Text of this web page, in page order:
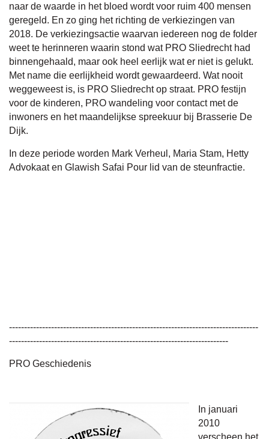
naar de waarde in het bloed wordt voor ruim 400 mensen
geregeld. En zo ging het richting de verkiezingen van
2018. De verkiezingsactie waarvan iedereen nog de folder
weet te herinneren waarin stond wat PRO Sliedrecht had
binnengehaald, maar ook heel eerlijk wat er niet is gelukt.
Met name die eerlijkheid wordt gewaardeerd. Wat nooit
weggeweest is, is PRO Sliedrecht op straat. PRO festijn
voor de kinderen, PRO wandeling voor contact met de
inwoners en het maandelijkse spreekuur bij Brasserie De
Dijk.
In deze periode worden Mark Verheul, Maria Stam, Hetty
Advokaat en Glawish Safai Pour lid van de steunfractie.
-----------------------------------------------------------------------------------
-------------------------------------------------------------------------
PRO Geschiedenis
In januari
2010